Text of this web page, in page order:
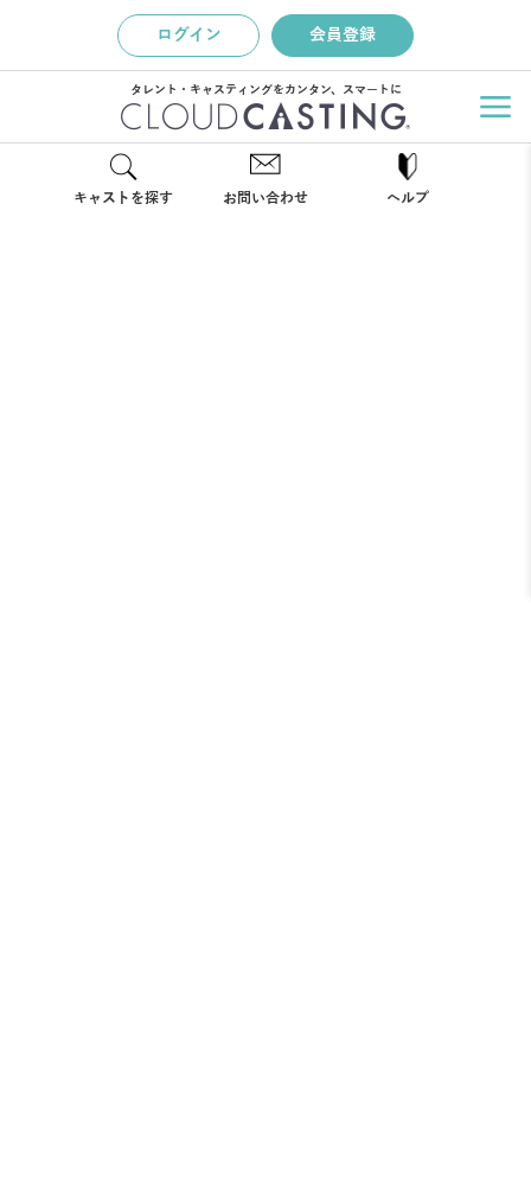
ログイン 会員登録
タレント・キャスティングをカンタン、スマートに
キャストを探す お問い合わせ ヘルプ